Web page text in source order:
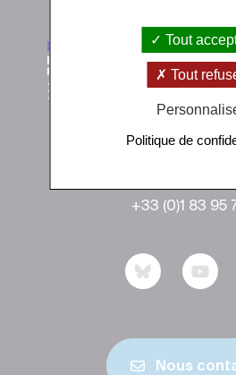
+33 (0)1 83 95
Nous
Tout
Tout
Politique de